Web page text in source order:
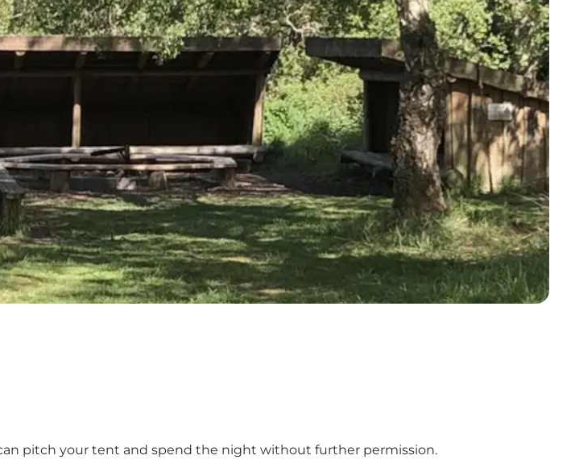
pitch your tent and spend the night without further permission.